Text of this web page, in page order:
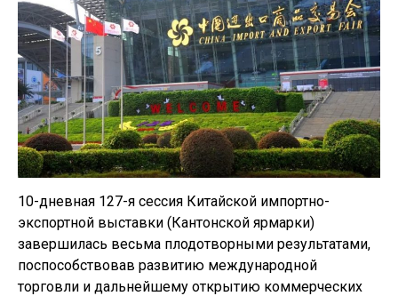
10-дневная 127-я сессия Китайской импортно-
экспортной выставки (Кантонской ярмарки)
завершилась весьма плодотворными результатами,
поспособствовав развитию международной
торговли и дальнейшему открытию коммерческих